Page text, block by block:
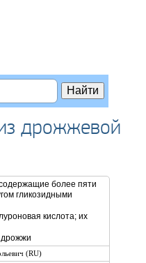
дрожжевой
более пяти
гликозидными
кислота; их
(RU)